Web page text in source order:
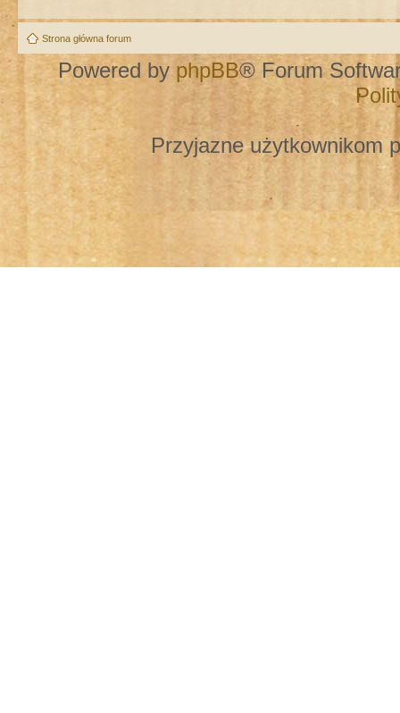
Strona główna forum
Powered by phpBB® Forum
Przyjazne użytkownikom